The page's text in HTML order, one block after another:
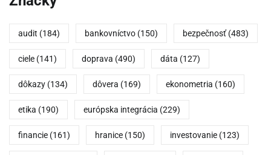
audit (184) bankovníctvo (150) bezpečnosť (483)
ciele (141) doprava (490) dáta (127)
dôkazy (134) dôvera (169) ekonometria (160)
etika (190) európska integrácia (229)
financie (161) hranice (150) investovanie (123)